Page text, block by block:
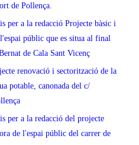
de Pollença.
per a la redacció Projecte bàsic i
públic que es situa al final
de Cala Sant Vicenç
renovació i sectorització de la
potable, canonada del c/
per a la redacció del projecte
de l'espai públic del carrer de